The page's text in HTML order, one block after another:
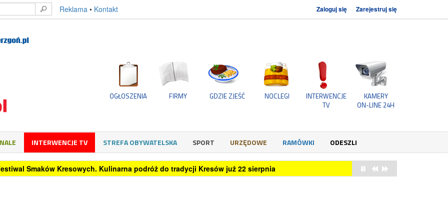
Reklama • Kontakt Zaloguj się Zarejestruj się
OGŁOSZENIA FIRMY GDZIE ZJEŚĆ NOCLEGI
INTERWENCJE
TV
KAMERY
ON-LINE 24H
INTERWENCJE TV STREFA OBYWATELSKA SPORT URZĘDOWE RAMÓWKI ODESZLI
Smaków Kresowych. Kulinarna podróż do tradycji Kresów już 22 sierpnia